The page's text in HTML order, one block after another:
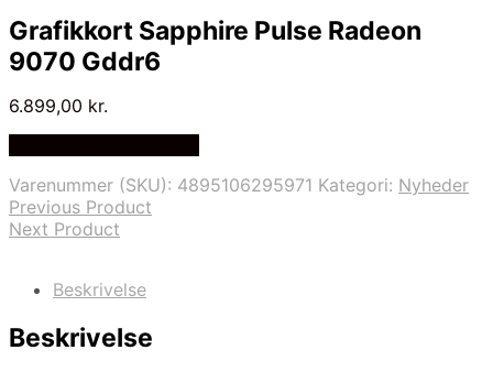
Grafikkort Sapphire Pulse Radeon
9070 Gddr6
6.899,00 kr.
Varenummer (SKU): 4895106295971 Kategori: Nyheder
Previous Product
Next Product
Beskrivelse
Beskrivelse